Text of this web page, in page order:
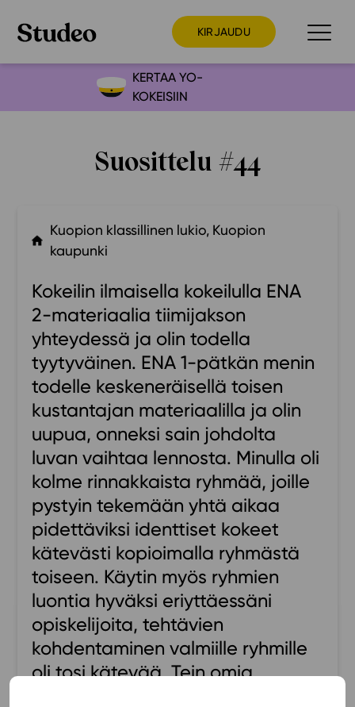
KIRJAUDU
Preppaaja
Kokeilutarjous
Ainstain
Yläkoulu
Lukio
Ajankohtaista
Ominaisuudet
Tapahtumakalenteri
Webinaari­tallenteet
Yhteisö
Suosittelut
Ohjekeskus
Ohjevideot
Oppikirjailijat
Tiimi
Tietoa meistä
Eettiset periaatteet tekoälyn käyttöön
Tilaa uutiskirje
Ota yhteyttä
KERTAA YO-
KOKEISIIN
Suosittelu #44
Kuopion klassillinen lukio, Kuopion
kaupunki
Kokeilin ilmaisella kokeilulla ENA
2-materiaalia tiimijakson
yhteydessä ja olin todella
tyytyväinen. ENA 1-pätkän menin
todelle keskeneräisellä toisen
kustantajan materiaalilla ja olin
uupua, onneksi sain johdolta
luvan vaihtaa lennosta. Minulla oli
kolme rinnakkaista ryhmää, joille
pystyin tekemään yhtä aikaa
pidettäviksi identtiset kokeet
kätevästi kopioimalla ryhmästä
toiseen. Käytin myös ryhmien
luontia hyväksi eriyttäessäni
opiskelijoita, tehtävien
kohdentaminen valmiille ryhmille
oli tosi kätevää. Tein omia